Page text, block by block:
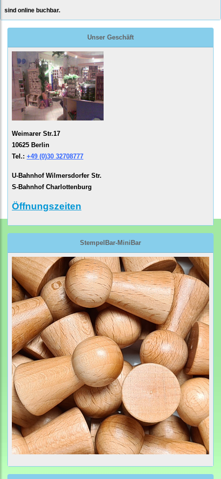
sind online buchbar.
Unser Geschäft
Weimarer Str.17
10625 Berlin
Tel.: +49 (0)30 32708777
U-Bahnhof Wilmersdorfer Str.
S-Bahnhof Charlottenburg
Öffnungszeiten
StempelBar-MiniBar